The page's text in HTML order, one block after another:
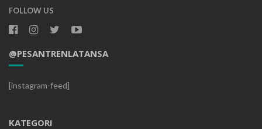
FOLLOW US
@PESANTRENLATANSA
[instagram-feed]
KATEGORI